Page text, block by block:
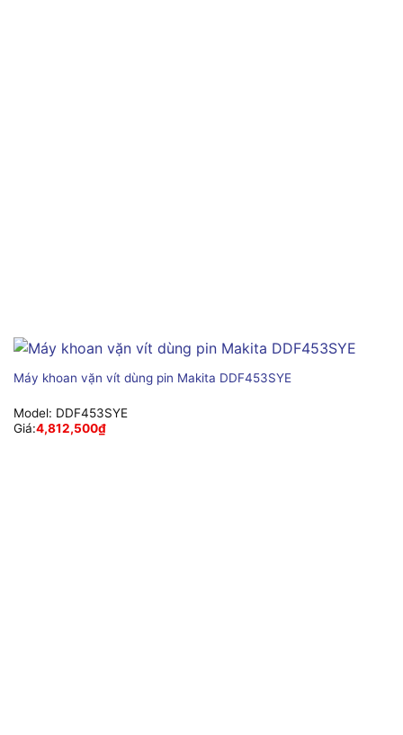
Máy khoan vặn vít dùng pin Makita DDF453SYE
Model: DDF453SYE
Giá:4,812,500₫